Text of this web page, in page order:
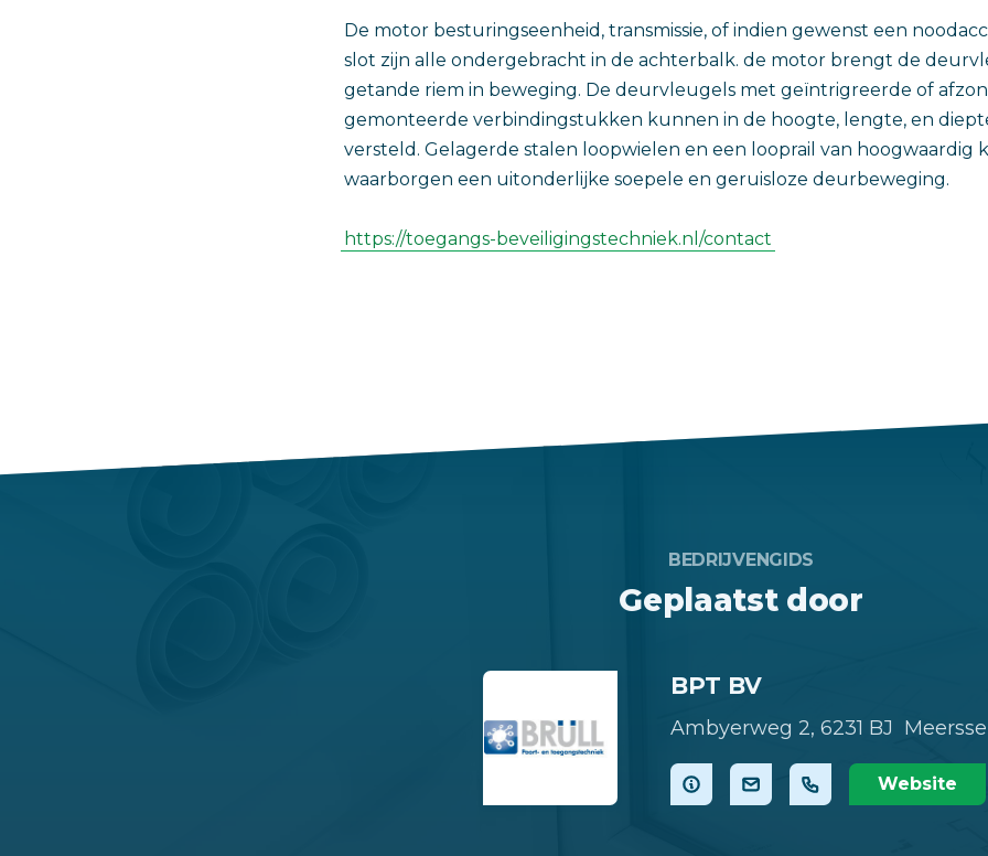
De motor besturingseenheid, transmissie, of indien gewenst een
slot zijn alle ondergebracht in de achterbalk. de motor brengt de
getande riem in beweging. De deurvleugels met geïntrigreerde of
gemonteerde verbindingstukken kunnen in de hoogte, lengte, en
versteld. Gelagerde stalen loopwielen en een looprail van hoogwaardig
waarborgen een uitonderlijke soepele en geruisloze deurbeweging.
https://toegangs-beveiligingstechniek.nl/contact
BEDRIJVENGIDS
Geplaatst door
BPT BV
Ambyerweg 2, 6231 BJ
Website